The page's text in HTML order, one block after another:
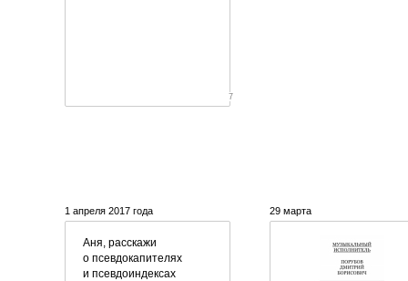
7
1 апреля 2017 года
Аня, расскажи
о псевдокапителях
и псевдоиндексах
29 марта